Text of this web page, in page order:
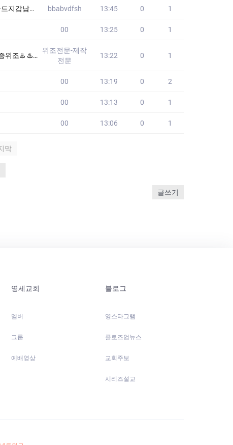
핑몰 KPS bbabvdfsh 13:45 0 1
00 13:25 0 1
템으로 완벽한 증
위조전문-제작
전문
13:22 0 1
00 13:19 0 2
00 13:13 0 1
00 13:06 0 1
막
글쓰기
영세교회
멤버
그룹
예배영상
블로그
영스타그램
클로즈업뉴스
교회주보
시리즈설교